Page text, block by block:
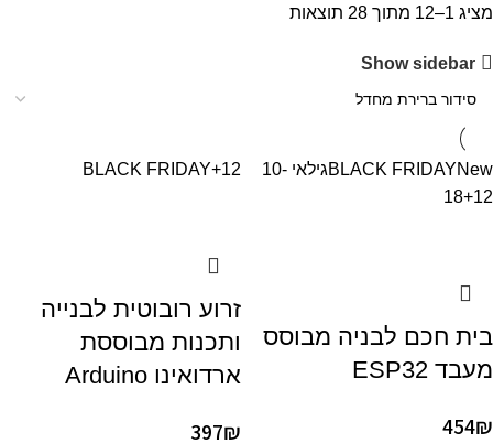
מציג 1–12 מתוך 28 תוצאות
Show sidebar
BLACK FRIDAYNew
גילאי 10-
18+12
בית חכם לבניה מבוסס
מעבד ESP32
454₪
BLACK FRIDAY+12
זרוע רובוטית לבנייה
ותכנות מבוססת
ארדואינו Arduino
397₪